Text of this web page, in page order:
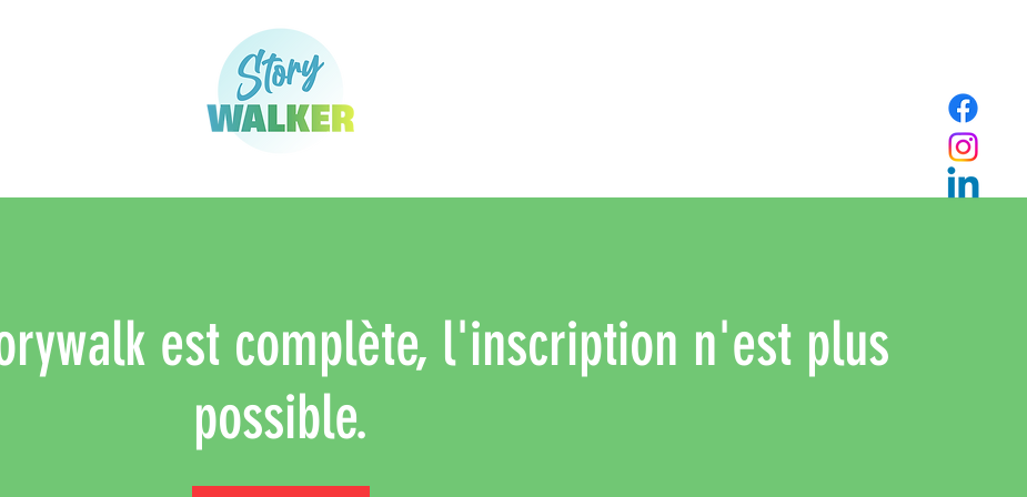
est complète, l'inscription n'est plus
possible.